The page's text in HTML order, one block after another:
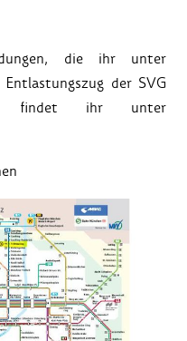
die ihr unter
der SVG
findet ihr unter